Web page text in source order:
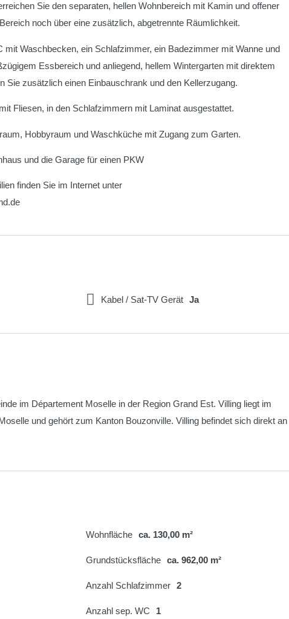
Sie den separaten, hellen Wohnbereich mit Kamin und offener
noch über eine zusätzlich, abgetrennte Räumlichkeit.
mit Waschbecken, ein Schlafzimmer, ein Badezimmer mit Wanne und
Essbereich und anliegend, hellem Wintergarten mit direktem
Sie zusätzlich einen Einbauschrank und den Kellerzugang.
Fliesen, in den Schlafzimmern mit Laminat ausgestattet.
Hobbyraum und Waschküche mit Zugang zum Garten.
und die Garage für einen PKW
finden Sie im Internet unter
Kabel / Sat-TV Gerät Ja
im Département Moselle in der Region Grand Est. Villing liegt im
und gehört zum Kanton Bouzonville. Villing befindet sich direkt an
Wohnfläche ca. 130,00 m²
Grundstücksfläche ca. 962,00 m²
Anzahl Schlafzimmer 2
Anzahl sep. WC 1